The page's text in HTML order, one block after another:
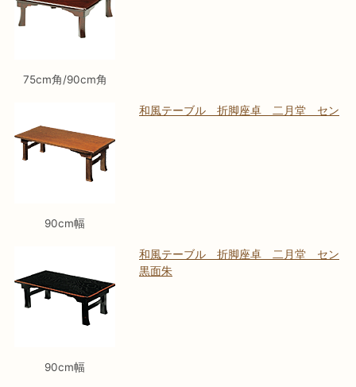
75cm角/90cm角
90cm幅
和風テーブル 折脚座卓 二月堂 セン
90cm幅
和風テーブル 折脚座卓 二月堂 セン
黒面朱